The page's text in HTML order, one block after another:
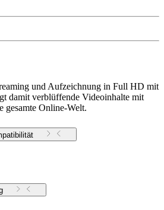
und Aufzeichnung in Full HD mit
damit verblüffende Videoinhalte mit
gesamte Online-Welt.